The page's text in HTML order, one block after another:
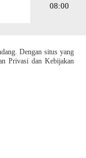
08:00
Dengan situs yang
Privasi dan Kebijakan